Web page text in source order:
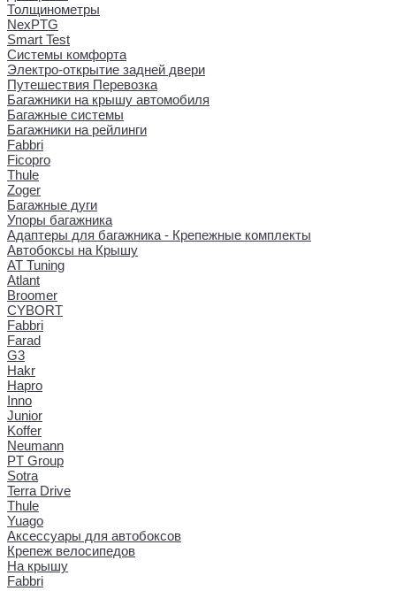
Толщинометры
NexPTG
Smart Test
Системы комфорта
Электро-открытие задней двери
Путешествия Перевозка
Багажники на крышу автомобиля
Багажные системы
Багажники на рейлинги
Fabbri
Ficopro
Thule
Zoger
Багажные дуги
Упоры багажника
Адаптеры для багажника - Крепежные комплекты
Автобоксы на Крышу
AT Tuning
Atlant
Broomer
CYBORT
Fabbri
Farad
G3
Hakr
Hapro
Inno
Junior
Koffer
Neumann
PT Group
Sotra
Terra Drive
Thule
Yuago
Аксессуары для автобоксов
Крепеж велосипедов
На крышу
Fabbri